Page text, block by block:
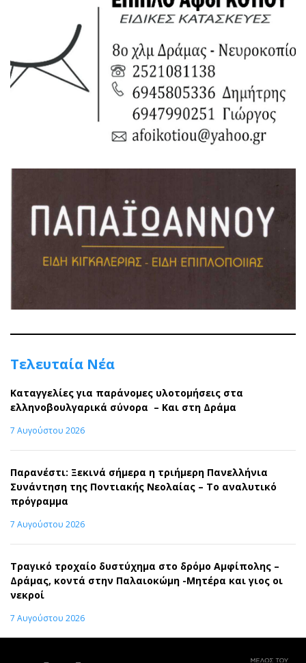
Τελευταία Νέα
Καταγγελίες για παράνομες υλοτομήσεις στα
ελληνοβουλγαρικά σύνορα – Και στη Δράμα
7 Αυγούστου 2026
Παρανέστι: Ξεκινά σήμερα η τριήμερη Πανελλήνια
Συνάντηση της Ποντιακής Νεολαίας – Το αναλυτικό
πρόγραμμα
7 Αυγούστου 2026
Τραγικό τροχαίο δυστύχημα στο δρόμο Αμφίπολης –
Δράμας, κοντά στην Παλαιοκώμη -Μητέρα και γιος οι
νεκροί
7 Αυγούστου 2026